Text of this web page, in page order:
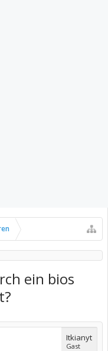
ein bios
Itkianyt
Gast